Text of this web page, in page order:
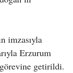
imzasıyla
Erzurum
getirildi.